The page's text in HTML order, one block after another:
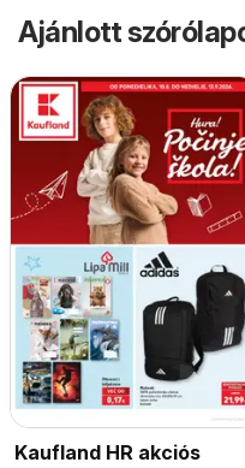
Ajánlott
Kaufland HR akciós